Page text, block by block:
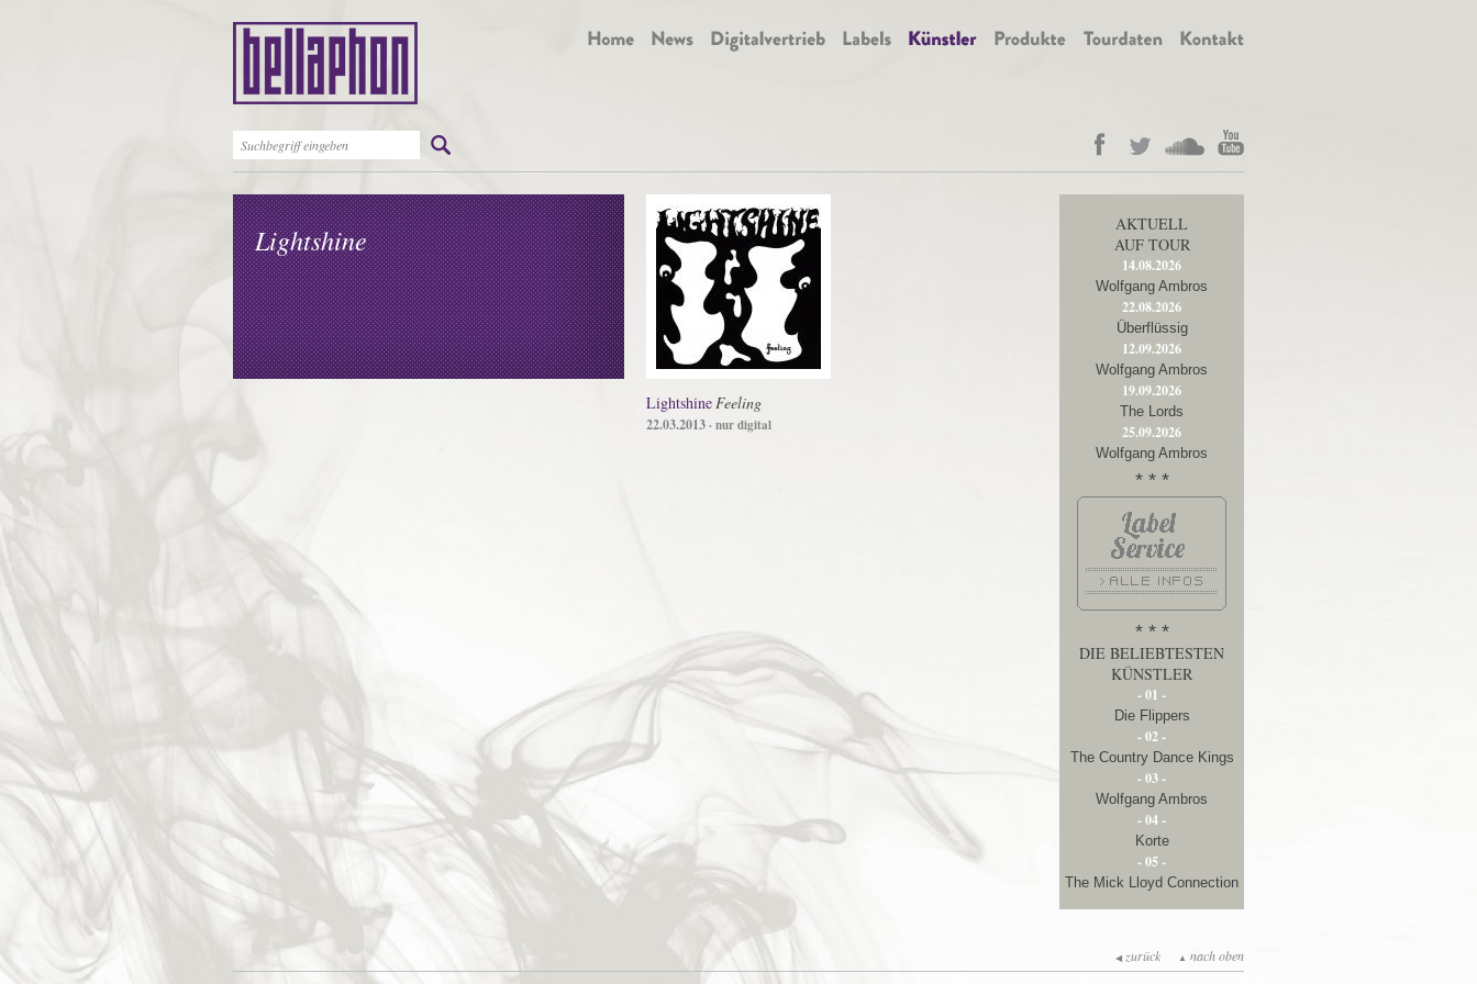
Lightshine
LightshineFeeling
22.03.2013· nur digital
AKTUELL
AUF TOUR
14.08.2026
Wolfgang Ambros
22.08.2026
Überflüssig
12.09.2026
Wolfgang Ambros
19.09.2026
The Lords
25.09.2026
Wolfgang Ambros
* * *
* * *
DIE BELIEBTESTEN
KÜNSTLER
- 01 -
Die Flippers
- 02 -
The Country Dance Kings
- 03 -
Wolfgang Ambros
- 04 -
Korte
- 05 -
The Mick Lloyd Connection
◀ zurück ▲ nach oben